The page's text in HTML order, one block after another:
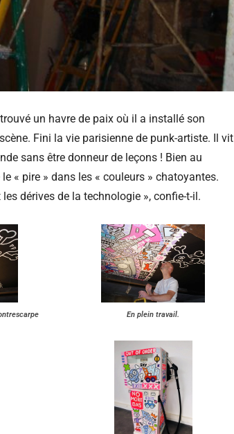
un havre de paix où il a installé son
Fini la vie parisienne de punk-artiste. Il vit
sans être donneur de leçons ! Bien au
« pire » dans les « couleurs » chatoyantes.
dérives de la technologie », confie-t-il.
En plein travail.